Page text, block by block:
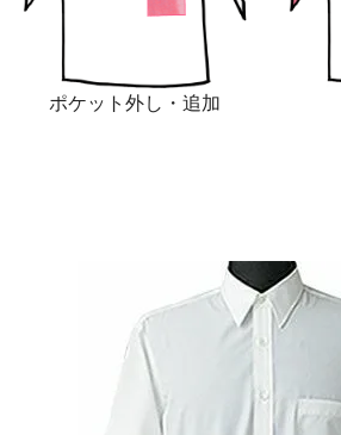
ポケット外し・追加